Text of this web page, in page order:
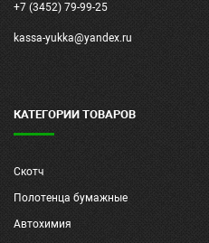
+7 (3452) 79-99-25
kassa-yukka@yandex.ru
КАТЕГОРИИ ТОВАРОВ
Скотч
Полотенца бумажные
Автохимия